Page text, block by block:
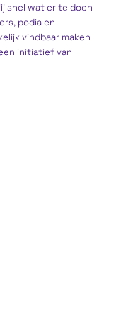
snel wat er te doen
podia en
vindbaar maken
initiatiefvan